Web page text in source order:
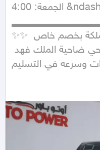
الجمعة: 4:00 &ndash; 9:00
✨✨ يوجد شحن لجميع مناطق المملكة بخصم خاص
وسرعه في التسليم